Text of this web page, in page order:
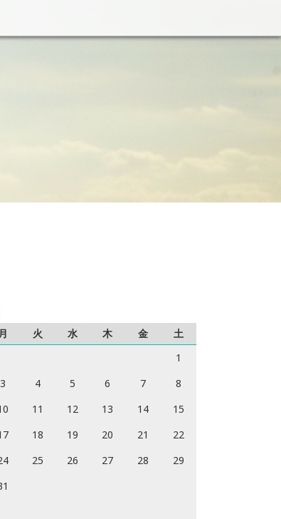
月 火 水 木 金 土
1
3 4 5 6 7
8
11 12 13 14
15
18 19 20 21
22
25 26 27 28
29